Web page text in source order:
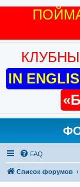
IN
FAQ
Список форумов